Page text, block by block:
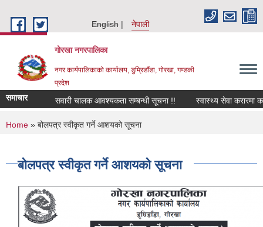
English
नेपाली
गोरखा नगरपालिका
नगर कार्यपालिकाको कार्यालय, डुम्रिडाँडा, गोरखा, गण्डकी
प्रदेश
समाचार सवारी चालक आवश्यकता सम्बन्धी सूचना !! स्वास्थ्य सेवा करारमा
You are here
Home » बोलपत्र स्वीकृत गर्ने आशयको सूचना
बोलपत्र स्वीकृत गर्ने आशयको सूचना